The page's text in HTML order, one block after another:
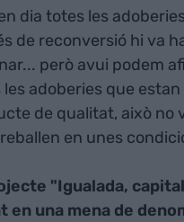
dia totes les
de reconversió hi va
però avui podem
les adoberies que
de qualitat, això no
en unes
"Igualada,
en una mena de